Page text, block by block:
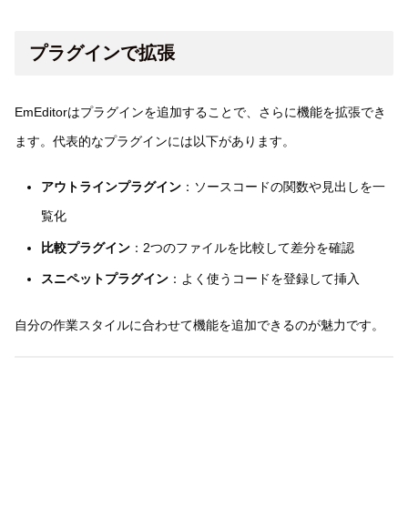
プラグインで拡張
EmEditorはプラグインを追加することで、さらに機能を拡張でき
ます。代表的なプラグインには以下があります。
アウトラインプラグイン：ソースコードの関数や見出しを一
覧化
比較プラグイン：2つのファイルを比較して差分を確認
スニペットプラグイン：よく使うコードを登録して挿入
自分の作業スタイルに合わせて機能を追加できるのが魅力です。